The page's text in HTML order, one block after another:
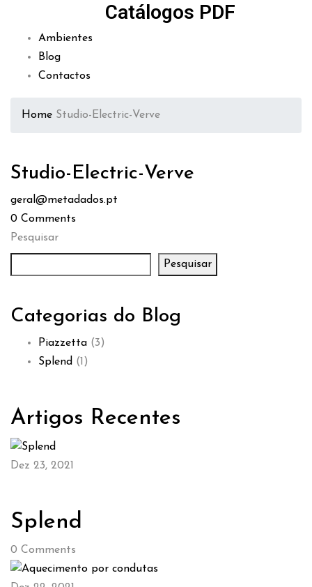
Catálogos PDF
Ambientes
Blog
Contactos
Home Studio-Electric-Verve
Studio-Electric-Verve
geral@metadados.pt
0 Comments
Pesquisar
Pesquisar
Categorias do Blog
Piazzetta (3)
Splend (1)
Artigos Recentes
Dez 23, 2021
Splend
0 Comments